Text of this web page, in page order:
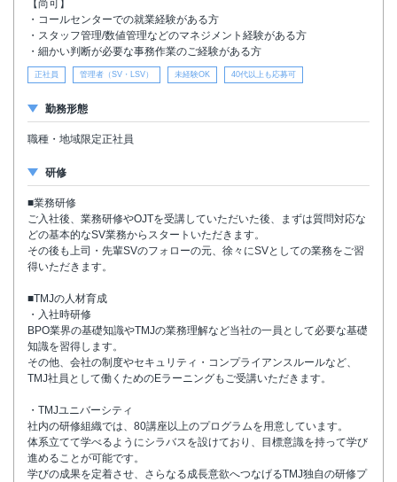
【尚可】
・コールセンターでの就業経験がある方
・スタッフ管理/数値管理などのマネジメント経験がある方
・細かい判断が必要な事務作業のご経験がある方
正社員 管理者（SV・LSV） 未経験OK 40代以上も応募可
勤務形態
職種・地域限定正社員
研修
■業務研修
ご入社後、業務研修やOJTを受講していただいた後、まずは質問対応な
どの基本的なSV業務からスタートいただきます。
その後も上司・先輩SVのフォローの元、徐々にSVとしての業務をご習
得いただきます。
■TMJの人材育成
・入社時研修
BPO業界の基礎知識やTMJの業務理解など当社の一員として必要な基礎
知識を習得します。
その他、会社の制度やセキュリティ・コンプライアンスルールなど、
TMJ社員として働くためのEラーニングもご受講いただきます。
・TMJユニバーシティ
社内の研修組織では、80講座以上のプログラムを用意しています。
体系立てて学べるようにシラバスを設けており、目標意識を持って学び
進めることが可能です。
学びの成果を定着させ、さらなる成長意欲へつなげるTMJ独自の研修プ